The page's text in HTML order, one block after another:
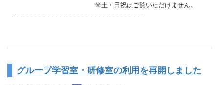
※土・日祝はご覧いただけません。
------------------------------------------------------------------
グループ学習室・研修室の利用を再開しました